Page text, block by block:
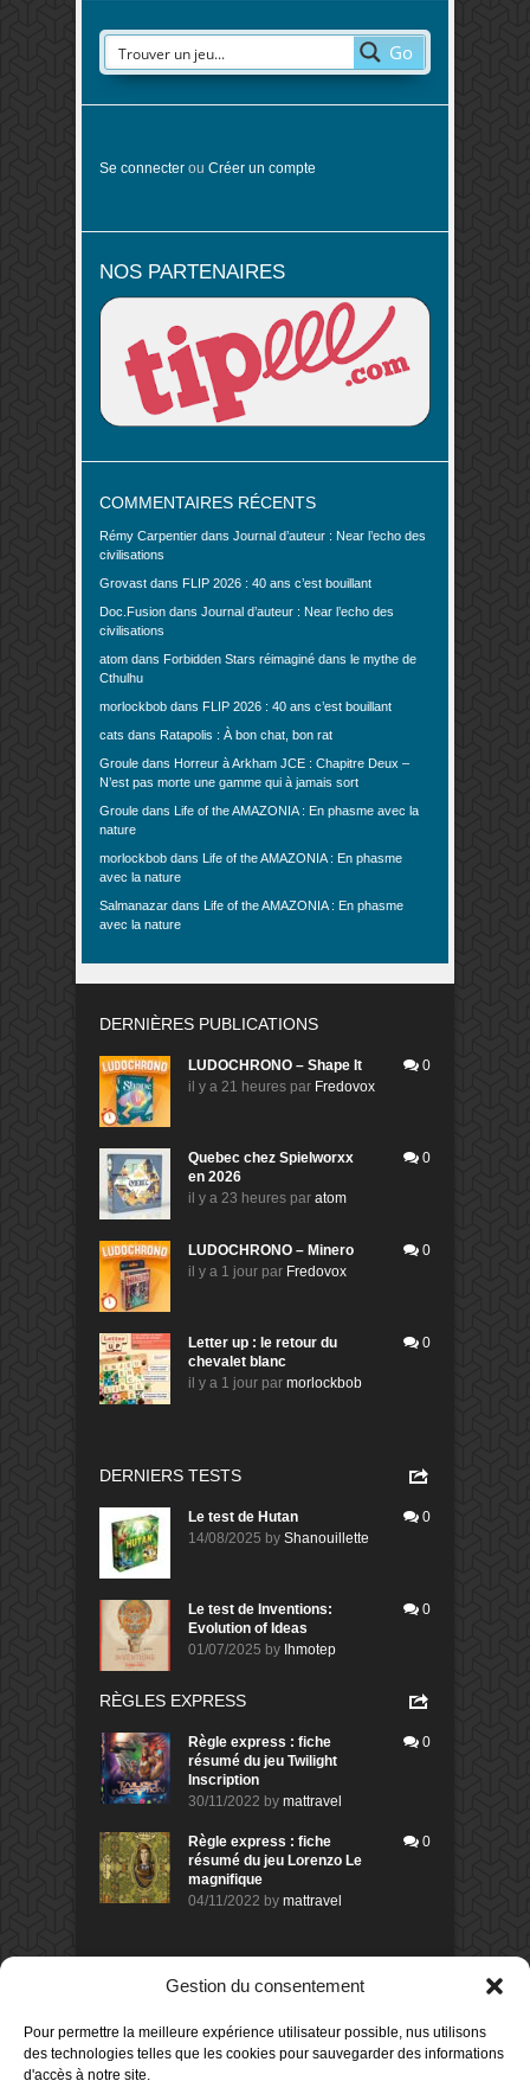
Gestion du consentement
Pour permettre la meilleure expérience utilisateur possible, nus utilisons
des technologies telles que les cookies pour sauvegarder des informations
d'accès à notre site.
Go
Se connecter ou Créer un compte
NOS PARTENAIRES
COMMENTAIRES RÉCENTS
Rémy Carpentier dans Journal d’auteur : Near l’echo des
civilisations
Grovast dans FLIP 2026 : 40 ans c’est bouillant
Doc.Fusion dans Journal d’auteur : Near l’echo des
civilisations
atom dans Forbidden Stars réimaginé dans le mythe de
Cthulhu
morlockbob dans FLIP 2026 : 40 ans c’est bouillant
cats dans Ratapolis : À bon chat, bon rat
Groule dans Horreur à Arkham JCE : Chapitre Deux –
N’est pas morte une gamme qui à jamais sort
Groule dans
Life of the AMAZONIA : En phasme avec la
nature
morlockbob dans
Life of the AMAZONIA : En phasme
avec la nature
Salmanazar dans
Life of the AMAZONIA : En phasme
avec la nature
DERNIÈRES PUBLICATIONS
LUDOCHRONO – Shape It
il y a 21 heures par Fredovox
0
Quebec chez Spielworxx
en 2026
il y a 23 heures par atom
0
LUDOCHRONO – Minero
il y a 1 jour par Fredovox
0
Letter up : le retour du
chevalet blanc
il y a 1 jour par morlockbob
0
DERNIERS TESTS
Le test de Hutan
14/08/2025 by Shanouillette
0
Le test de Inventions:
Evolution of Ideas
01/07/2025 by Ihmotep
0
RÈGLES EXPRESS
Règle express : fiche
résumé du jeu Twilight
Inscription
30/11/2022 by mattravel
0
Règle express : fiche
résumé du jeu Lorenzo Le
magnifique
04/11/2022 by mattravel
0
DERNIERS AVIS DES MEMBRES
Avis de morlockbob
Sur le jeu Collect!
il y a 8 heures